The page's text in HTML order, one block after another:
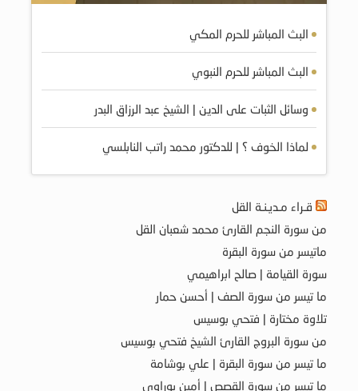
البث المباشر للحرم المكي
البث المباشر للحرم النبوي
وسائل الثبات على الدين | الشيخ عبد الرزاق البدر
لماذا الخوف ؟ | للدكتور محمد راتب النابلسي
قـراء مـديـنـة القل
من سورة النجم القارئ محمد شعبان القل
ماتيسر من سورة البقرة
سورة القيامة | صالح ابراهيمي
ما تيسر من سورة الصف | أحسن حمار
تلاوة مختارة | فتحي بوسيس
من سورة البروج القارئ الشيخ فتحي بوسيس
ما تيسر من سورة البقرة | علي بوشامة
ما تيسر من سورة القصص | أمين بوراوي